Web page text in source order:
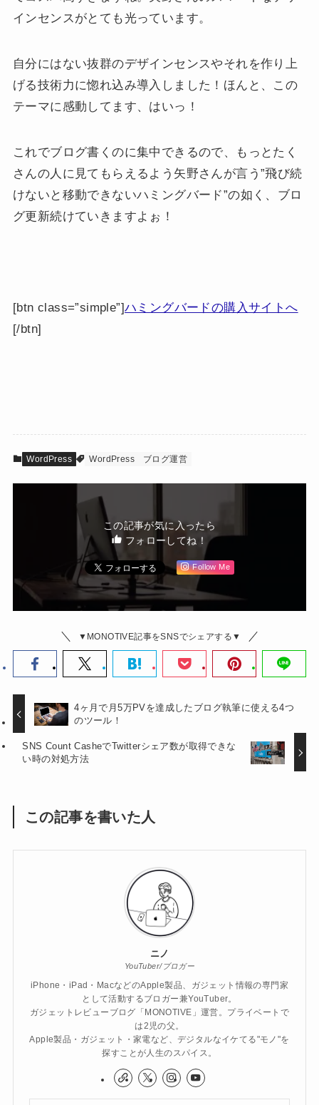
インセンスがとても光っています。
自分にはない抜群のデザインセンスやそれを作り上
げる技術力に惚れ込み導入しました！ほんと、この
テーマに感動してます、はいっ！
これでブログ書くのに集中できるので、もっとたく
さんの人に見てもらえるよう矢野さんが言う”飛び続
けないと移動できないハミングバード”の如く、ブロ
グ更新続けていきますよぉ！
[btn class=”simple”]ハミングバードの購入サイトへ
[/btn]
WordPress WordPress ブログ運営
この記事が気に入ったら
フォローしてね！
Follow Me
▼MONOTIVE記事をSNSでシェアする▼
4ヶ月で月5万PVを達成したブログ執筆に使える4つ
のツール！
SNS Count CasheでTwitterシェア数が取得できな
い時の対処方法
この記事を書いた人
ニノ
YouTuber/ブロガー
iPhone・iPad・MacなどのApple製品、ガジェット情報の専門家
として活動するブロガー兼YouTuber。
ガジェットレビューブログ「MONOTIVE」運営。プライベートで
は2児の父。
Apple製品・ガジェット・家電など、デジタルなイケてる"モノ"を
探すことが人生のスパイス。